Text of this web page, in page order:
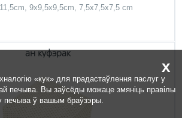
9x9,5x9,5cm, 7,5x7,5x7,5 cm
ан куфэрак
x
«кук» для прадастаўлення паслуг у
печыва. Вы заўсёды можаце змяніць правілы
печыва ў вашым браўзэры.